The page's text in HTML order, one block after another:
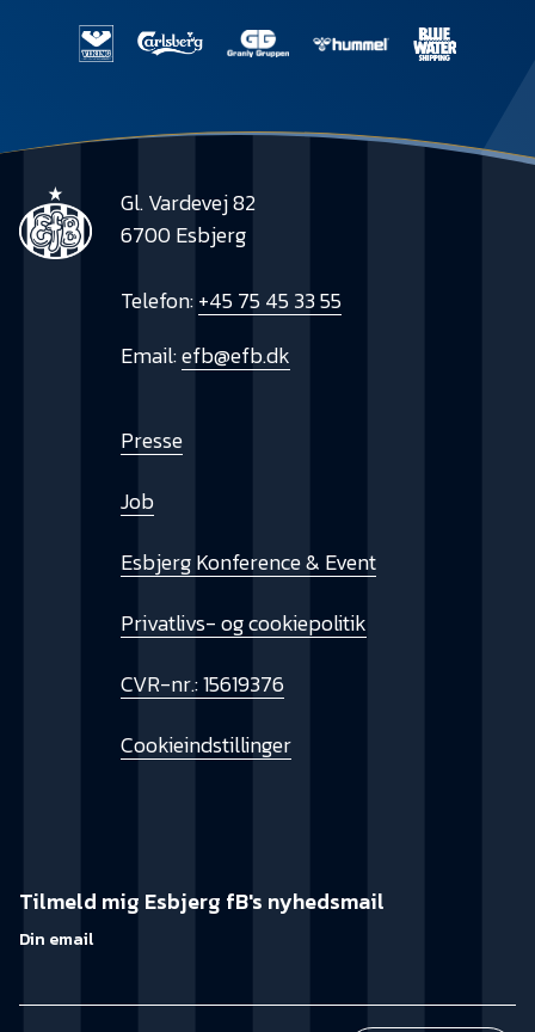
Gl. Vardevej 82
6700 Esbjerg
Telefon:+45 75 45 33 55
Email:efb@efb.dk
Presse
Job
Esbjerg Konference & Event
Privatlivs- og cookiepolitik
CVR-nr.: 15619376
Cookieindstillinger
Tilmeld mig Esbjerg fB's nyhedsmail
Din email